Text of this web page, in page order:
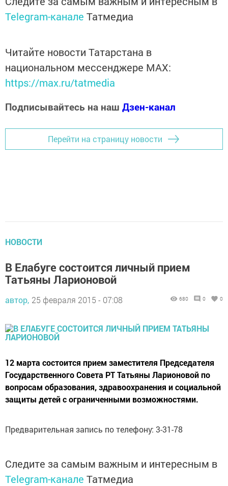
Telegram-канале Татмедиа
Читайте новости Татарстана в
национальном мессенджере MАХ:
https://max.ru/tatmedia
Подписывайтесь на наш Дзен-канал
Перейти на страницу новости
НОВОСТИ
В Елабуге состоится личный прием
Татьяны Ларионовой
автор, 25 февраля 2015 - 07:08 680 0 0
12 марта состоится прием заместителя Председателя
Государственного Совета РТ Татьяны Ларионовой по
вопросам образования, здравоохранения и социальной
защиты детей с ограниченными возможностями.
Предварительная запись по телефону: 3-31-78
Следите за самым важным и интересным в
Telegram-канале Татмедиа